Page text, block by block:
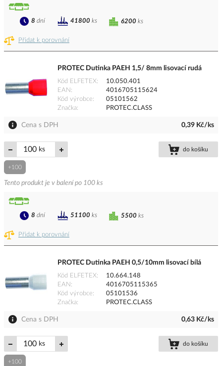
Přidat k porovnání
6200 ks
8 dní 41800 ks
PROTEC Dutinka PAEH 1,5/ 8mm lisovací rudá
Kód ELFETEX
10.050.401
EAN
4016705115624
Kód výrobce
05101562
Značka
PROTEC.CLASS
Cena s DPH 0,39 Kč/ks
ks do košíku
+100
Tento produkt je v balení po 100 ks
Přidat k porovnání
5500 ks
8 dní 51100 ks
PROTEC Dutinka PAEH 0,5/10mm lisovací bílá
Kód ELFETEX
10.664.148
EAN
4016705115365
Kód výrobce
05101536
Značka
PROTEC.CLASS
Cena s DPH 0,63 Kč/ks
ks do košíku
+100